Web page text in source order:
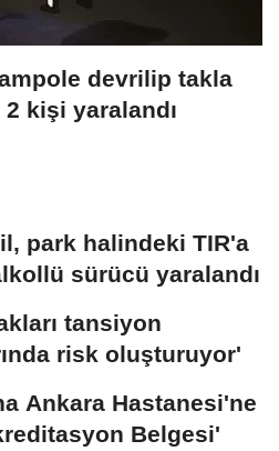
devrilip takla
kişi yaralandı
park halindeki TIR'a
sürücü yaralandı
tansiyon
risk oluşturuyor'
Ankara Hastanesi'ne
Belgesi'